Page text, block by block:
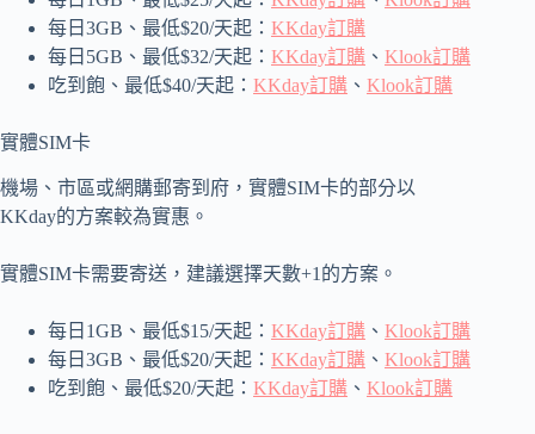
每日3GB、最低$20/天起： KKday訂購
每日5GB、最低$32/天起： KKday訂購 、 Klook訂購
吃到飽、最低$40/天起： KKday訂購 、 Klook訂購
實體SIM卡
機場、市區或網購郵寄到府，實體SIM卡的部分以
KKday的方案較為實惠。
實體SIM卡需要寄送，建議選擇天數+1的方案。
每日1GB、最低$15/天起： KKday訂購 、 Klook訂購
每日3GB、最低$20/天起： KKday訂購 、 Klook訂購
吃到飽、最低$20/天起： KKday訂購 、 Klook訂購